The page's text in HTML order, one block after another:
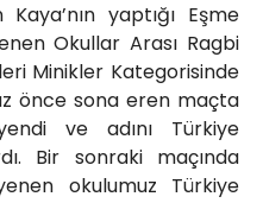
yaptığı Eşme
Okullar Arası Ragbi
Minikler Kategorisinde
önce sona eren maçta
ve adını Türkiye
Bir sonraki maçında
okulumuz Türkiye